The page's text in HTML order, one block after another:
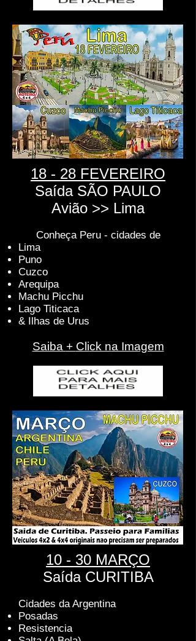
18 - 28 FEVEREIRO
Saída SÃO PAULO
Avião >> Lima
Conheça Peru - cidades de
Lima
Puno
Cuzco
Arequipa
Machu Picchu
Lago Titicaca
& Ilhas de Urus
Saiba + Click na Imagem
10 - 30 MARÇO
Saída CURITIBA
Cidades da Argentina
Posadas
Resistencia